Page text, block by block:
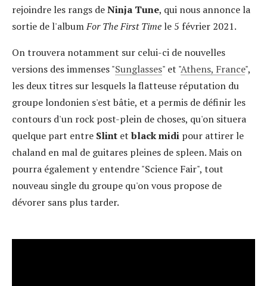
rejoindre les rangs deNinja Tune, qui nous annonce la
sortie de l'albumFor The First Time le 5 février 2021.
On trouvera notamment sur celui-ci de nouvelles
versions des immenses "Sunglasses" et "Athens, France",
les deux titres sur lesquels la flatteuse réputation du
groupe londonien s'est bâtie, et a permis de définir les
contours d'un rock post-plein de choses, qu'on situera
quelque part entre Slint et black midi pour attirer le
chaland en mal de guitares pleines de spleen. Mais on
pourra également y entendre "Science Fair", tout
nouveau single du groupe qu'on vous propose de
dévorer sans plus tarder.